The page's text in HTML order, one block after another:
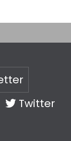
Twitter